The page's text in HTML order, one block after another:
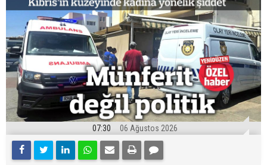
07:30 06 Ağustos 2026